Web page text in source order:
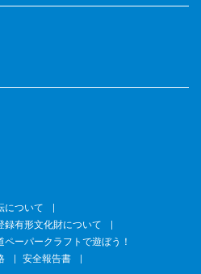
について
録有形文化財について
ペーパークラフトで遊ぼう！
安全報告書